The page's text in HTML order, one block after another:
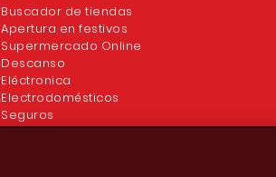
Buscador de tiendas
Apertura en festivos
Supermercado Online
Descanso
Eléctronica
Electrodomésticos
Seguros